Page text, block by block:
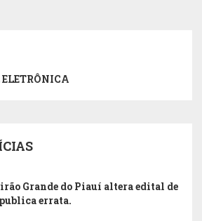
Grande do Piauí altera edital de
errata.